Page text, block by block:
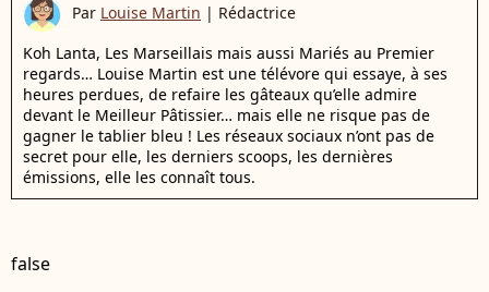
Par Louise Martin | Rédactrice
Koh Lanta, Les Marseillais mais aussi Mariés au Premier
regards… Louise Martin est une télévore qui essaye, à ses
heures perdues, de refaire les gâteaux qu’elle admire
devant le Meilleur Pâtissier… mais elle ne risque pas de
gagner le tablier bleu ! Les réseaux sociaux n’ont pas de
secret pour elle, les derniers scoops, les dernières
émissions, elle les connaît tous.
false